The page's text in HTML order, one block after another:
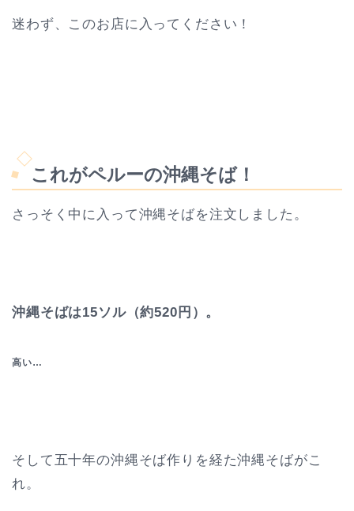
迷わず、このお店に入ってください！
これがペルーの沖縄そば！
さっそく中に入って沖縄そばを注文しました。
沖縄そばは15ソル（約520円）。
高い…
そして五十年の沖縄そば作りを経た沖縄そばがこ
れ。